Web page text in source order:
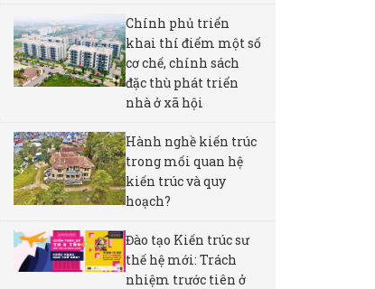
Chính phủ triển
khai thí điểm một số
cơ chế, chính sách
đặc thù phát triển
nhà ở xã hội
Hành nghề kiến trúc
trong mối quan hệ
kiến trúc và quy
hoạch?
Đào tạo Kiến trúc sư
thế hệ mới: Trách
nhiệm trước tiên ở